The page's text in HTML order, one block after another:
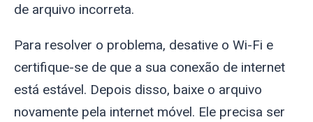
de arquivo incorreta.
Para resolver o problema, desative o Wi-Fi e
certifique-se de que a sua conexão de internet
está estável. Depois disso, baixe o arquivo
novamente pela internet móvel. Ele precisa ser